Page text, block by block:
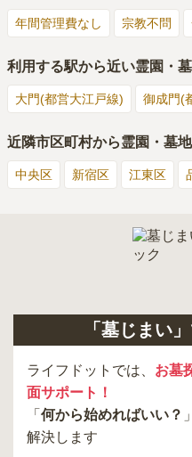
年間管理費なし 宗教不問
利用する駅から近い霊園・
大門(都営大江戸線) 御成門(
近隣市区町村から霊園・墓
中央区 新宿区 江東区
「墓じまい
ライフドットでは、 お墓
面サポート！
「 何から始めればいい？
解決します